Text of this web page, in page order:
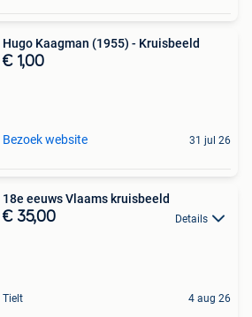
Hugo Kaagman (1955) - Kruisbeeld
€ 1,00
Bezoek website 31 jul 26
18e eeuws Vlaams kruisbeeld
€ 35,00 Details
Tielt 4 aug 26